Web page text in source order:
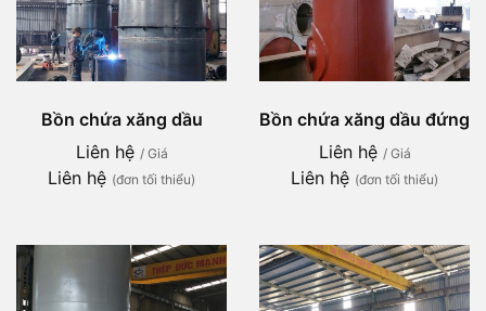
Bồn chứa xăng dầu
Liên hệ / Giá
Liên hệ (đơn tối thiểu)
Bồn chứa xăng dầu đứng
Liên hệ / Giá
Liên hệ (đơn tối thiểu)